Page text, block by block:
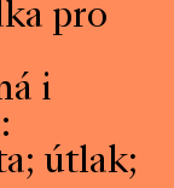
pro
i
útlak;